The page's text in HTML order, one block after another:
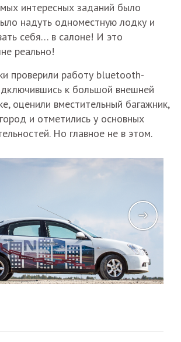
интересных заданий было
надуть одноместную лодку и
себя… в салоне! И это
реально!
проверили работу bluetooth-
к большой внешней
оценили вместительный багажник,
и отметились у основных
Но главное не в этом.